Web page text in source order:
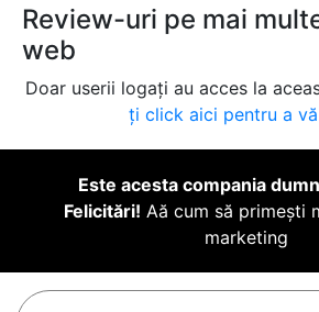
Review-uri pe mai
web
Doar userii logați au acces la
ți click aici pentru a
Este acesta compania
Felicitări! Aă cum să primești
marketing